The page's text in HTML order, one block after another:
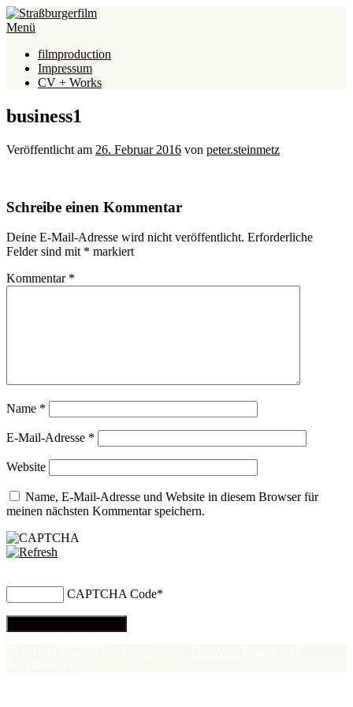
Direkt
zum
Menü
filmproduction
Impressum
CV + Works
business1
Veröffentlicht am 26. Februar 2016 von peter.steinmetz
Schreibe einen Kommentar
Deine E-Mail-Adresse wird nicht veröffentlicht. Erforderliche
Felder sind mit * markiert
Kommentar *
Name *
E-Mail-Adresse *
Website
Name, E-Mail-Adresse und Website in diesem Browser für
meinen nächsten Kommentar speichern.
CAPTCHA Code*